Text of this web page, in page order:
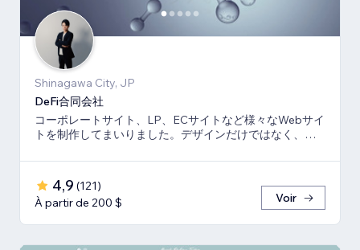
Shinagawa City, JP
DeFi合同会社
コーポレートサイト、LP、ECサイトなど様々なWebサイ
トを制作してまいりました。デザインだけではなく、マ
4,9 (121)
À partir de 200 $
Voir